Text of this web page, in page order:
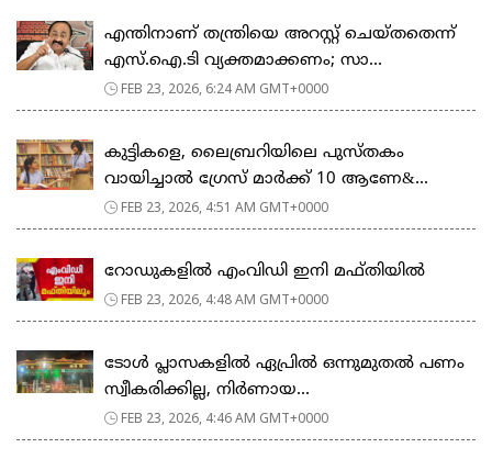
എന്തിനാണ് തന്ത്രിയെ അറസ്റ്റ് ചെയ്തതെന്ന്
എസ്.ഐ.ടി വ്യക്തമാക്കണം; സാ...
FEB 23, 2026, 6:24 AM GMT+0000
കുട്ടികളെ, ലൈബ്രറിയിലെ പുസ്തകം
വായിച്ചാല്‍ ഗ്രേസ് മാര്‍ക്ക് 10 ആണേ&...
FEB 23, 2026, 4:51 AM GMT+0000
റോഡുകളില്‍ എംവിഡി ഇനി മഫ്തിയില്‍
FEB 23, 2026, 4:48 AM GMT+0000
ടോള്‍ പ്ലാസകളില്‍ ഏപ്രില്‍ ഒന്നുമുതല്‍ പണം
സ്വീകരിക്കില്ല, നിര്‍ണായ...
FEB 23, 2026, 4:46 AM GMT+0000